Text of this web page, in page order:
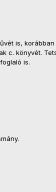
is,
c. könyvét.
is.